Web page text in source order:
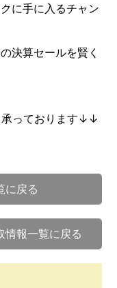
に手に入るチャン
決算セールを賢く
っております↓↓
に戻る
情報一覧に戻る